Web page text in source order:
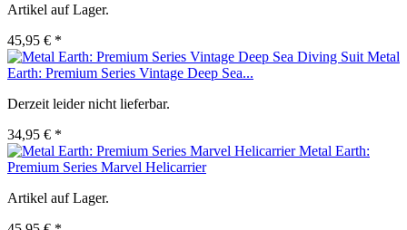
Artikel auf Lager.
45,95 € *
Metal
Earth: Premium Series Vintage Deep Sea...
Derzeit leider nicht lieferbar.
34,95 € *
Metal Earth:
Premium Series Marvel Helicarrier
Artikel auf Lager.